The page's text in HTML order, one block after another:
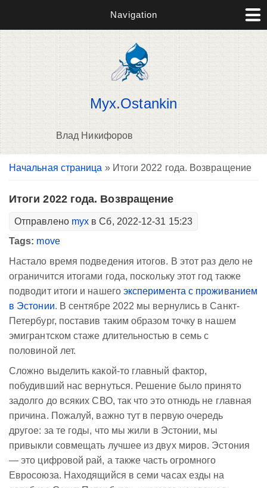
Navigation
Myx.Ostankin
Влад Никифоров
Вы здесь
Начальная страница » Итоги 2022 года. Возвращение
Итоги 2022 года. Возвращение
Отправлено myx в Сб, 2022-12-31 15:23
Tags: move
Настало время подведения итогов. В этот раз дело не
ограничится итогами года, поскольку этот год также
подводит итоги и нашего эксперимента с проживанием
в Эстонии. В сентябре 2022 мы вернулись в Санкт-
Петербург, поставив таким образом точку в нашем
эмигрантском стаже длительностью в семь с
половиной лет.
Сложно выделить какой-то главный фактор,
побудивший нас вернуться. Решение было принято
задолго до всяких СВО, так что это отнюдь не главная
причина. Пожалуй, важно тут в первую очередь
другое: за те годы, что мы жили в Эстонии, мы
привыкли совмещать лучшее из двух миров. Эстония
— это цифровой рай, а также часть огромного
Евросоюза. Находящийся в семи часах езды на